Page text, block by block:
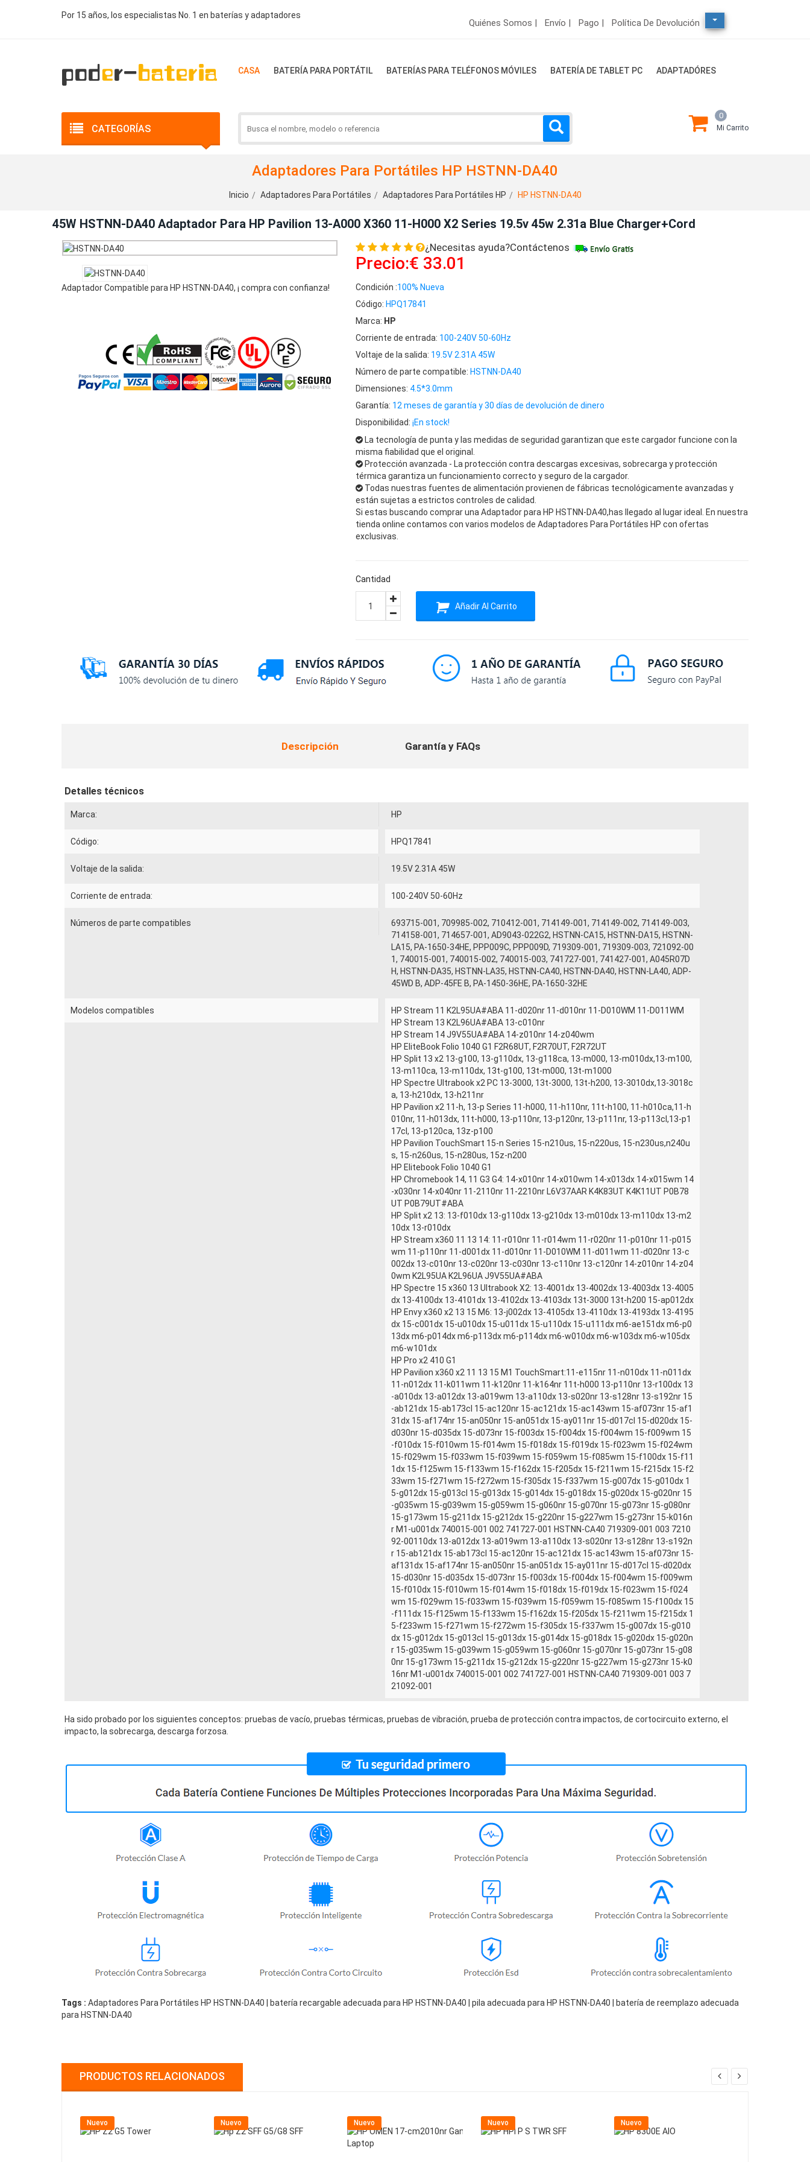
Por 15 años, los especialistas No. 1 en baterías y adaptadores
Quiénes Somos | Envío | Pago | Política De Devolución
CASA BATERÍA PARA PORTÁTIL BATERÍAS PARA TELÉFONOS MÓVILES BATERÍA DE TABLET PC ADAPTADÓRES
CATEGORÍAS
0
Mi Carrito
Adaptadores Para Portátiles HP HSTNN-DA40
Inicio Adaptadores Para Portátiles Adaptadores Para Portátiles HP HP HSTNN-DA40
45W HSTNN-DA40 Adaptador Para HP Pavilion 13-A000 X360 11-H000 X2 Series 19.5v 45w 2.31a Blue Charger+Cord
Adaptador Compatible para HP HSTNN-DA40, ¡ compra con confianza!
¿Necesitas ayuda?Contáctenos
Precio:€ 33.01
Condición :100% Nueva
Código: HPQ17841
Marca: HP
Corriente de entrada: 100-240V 50-60Hz
Voltaje de la salida: 19.5V 2.31A 45W
Número de parte compatible: HSTNN-DA40
Dimensiones: 4.5*3.0mm
Garantía: 12 meses de garantía y 30 días de devolución de dinero
Disponibilidad: ¡En stock!
La tecnología de punta y las medidas de seguridad garantizan que este cargador funcione con la
misma fiabilidad que el original.
Protección avanzada - La protección contra descargas excesivas, sobrecarga y protección
térmica garantiza un funcionamiento correcto y seguro de la cargador.
Todas nuestras fuentes de alimentación provienen de fábricas tecnológicamente avanzadas y
están sujetas a estrictos controles de calidad.
Si estas buscando comprar una Adaptador para HP HSTNN-DA40,has llegado al lugar ideal. En nuestra
tienda online contamos con varios modelos de Adaptadores Para Portátiles HP con ofertas
exclusivas.
Cantidad
Añadir Al Carrito
Descripción Garantía y FAQs
Detalles técnicos
Marca: HP
Código: HPQ17841
Voltaje de la salida: 19.5V 2.31A 45W
Corriente de entrada: 100-240V 50-60Hz
Números de parte compatibles
693715-001, 709985-002, 710412-001, 714149-001, 714149-002, 714149-003,
714158-001, 714657-001, AD9043-022G2, HSTNN-CA15, HSTNN-DA15, HSTNN-
LA15, PA-1650-34HE, PPP009C, PPP009D, 719309-001, 719309-003, 721092-00
1, 740015-001, 740015-002, 740015-003, 741727-001, 741427-001, A045R07D
H, HSTNN-DA35, HSTNN-LA35, HSTNN-CA40, HSTNN-DA40, HSTNN-LA40, ADP-
45WD B, ADP-45FE B, PA-1450-36HE, PA-1650-32HE
Modelos compatibles
HP Stream 11 K2L95UA#ABA 11-d020nr 11-d010nr 11-D010WM 11-D011WM
HP Stream 13 K2L96UA#ABA 13-c010nr
HP Stream 14 J9V55UA#ABA 14-z010nr 14-z040wm
HP EliteBook Folio 1040 G1 F2R68UT, F2R70UT, F2R72UT
HP Split 13 x2 13-g100, 13-g110dx, 13-g118ca, 13-m000, 13-m010dx,13-m100,
13-m110ca, 13-m110dx, 13t-g100, 13t-m000, 13t-m1000
HP Spectre Ultrabook x2 PC 13-3000, 13t-3000, 13t-h200, 13-3010dx,13-3018c
a, 13-h210dx, 13-h211nr
HP Pavilion x2 11-h, 13-p Series 11-h000, 11-h110nr, 11t-h100, 11-h010ca,11-h
010nr, 11-h013dx, 11t-h000, 13-p110nr, 13-p120nr, 13-p111nr, 13-p113cl,13-p1
17cl, 13-p120ca, 13z-p100
HP Pavilion TouchSmart 15-n Series 15-n210us, 15-n220us, 15-n230us,n240u
s, 15-n260us, 15-n280us, 15z-n200
HP Elitebook Folio 1040 G1
HP Chromebook 14, 11 G3 G4: 14-x010nr 14-x010wm 14-x013dx 14-x015wm 14
-x030nr 14-x040nr 11-2110nr 11-2210nr L6V37AAR K4K83UT K4K11UT P0B78
UT P0B79UT#ABA
HP Split x2 13: 13-f010dx 13-g110dx 13-g210dx 13-m010dx 13-m110dx 13-m2
10dx 13-r010dx
HP Stream x360 11 13 14: 11-r010nr 11-r014wm 11-r020nr 11-p010nr 11-p015
wm 11-p110nr 11-d001dx 11-d010nr 11-D010WM 11-d011wm 11-d020nr 13-c
002dx 13-c010nr 13-c020nr 13-c030nr 13-c110nr 13-c120nr 14-z010nr 14-z04
0wm K2L95UA K2L96UA J9V55UA#ABA
HP Spectre 15 x360 13 Ultrabook X2: 13-4001dx 13-4002dx 13-4003dx 13-4005
dx 13-4100dx 13-4101dx 13-4102dx 13-4103dx 13t-3000 13t-h200 15-ap012dx
HP Envy x360 x2 13 15 M6: 13-j002dx 13-4105dx 13-4110dx 13-4193dx 13-4195
dx 15-c001dx 15-u010dx 15-u011dx 15-u110dx 15-u111dx m6-ae151dx m6-p0
13dx m6-p014dx m6-p113dx m6-p114dx m6-w010dx m6-w103dx m6-w105dx
m6-w101dx
HP Pro x2 410 G1
HP Pavilion x360 x2 11 13 15 M1 TouchSmart:11-e115nr 11-n010dx 11-n011dx
11-n012dx 11-k011wm 11-k120nr 11-k164nr 11t-h000 13-p110nr 13-r100dx 13
-a010dx 13-a012dx 13-a019wm 13-a110dx 13-s020nr 13-s128nr 13-s192nr 15
-ab121dx 15-ab173cl 15-ac120nr 15-ac121dx 15-ac143wm 15-af073nr 15-af1
31dx 15-af174nr 15-an050nr 15-an051dx 15-ay011nr 15-d017cl 15-d020dx 15-
d030nr 15-d035dx 15-d073nr 15-f003dx 15-f004dx 15-f004wm 15-f009wm 15
-f010dx 15-f010wm 15-f014wm 15-f018dx 15-f019dx 15-f023wm 15-f024wm
15-f029wm 15-f033wm 15-f039wm 15-f059wm 15-f085wm 15-f100dx 15-f11
1dx 15-f125wm 15-f133wm 15-f162dx 15-f205dx 15-f211wm 15-f215dx 15-f2
33wm 15-f271wm 15-f272wm 15-f305dx 15-f337wm 15-g007dx 15-g010dx 1
5-g012dx 15-g013cl 15-g013dx 15-g014dx 15-g018dx 15-g020dx 15-g020nr 15
-g035wm 15-g039wm 15-g059wm 15-g060nr 15-g070nr 15-g073nr 15-g080nr
15-g173wm 15-g211dx 15-g212dx 15-g220nr 15-g227wm 15-g273nr 15-k016n
r M1-u001dx 740015-001 002 741727-001 HSTNN-CA40 719309-001 003 7210
92-00110dx 13-a012dx 13-a019wm 13-a110dx 13-s020nr 13-s128nr 13-s192n
r 15-ab121dx 15-ab173cl 15-ac120nr 15-ac121dx 15-ac143wm 15-af073nr 15-
af131dx 15-af174nr 15-an050nr 15-an051dx 15-ay011nr 15-d017cl 15-d020dx
15-d030nr 15-d035dx 15-d073nr 15-f003dx 15-f004dx 15-f004wm 15-f009wm
15-f010dx 15-f010wm 15-f014wm 15-f018dx 15-f019dx 15-f023wm 15-f024
wm 15-f029wm 15-f033wm 15-f039wm 15-f059wm 15-f085wm 15-f100dx 15
-f111dx 15-f125wm 15-f133wm 15-f162dx 15-f205dx 15-f211wm 15-f215dx 1
5-f233wm 15-f271wm 15-f272wm 15-f305dx 15-f337wm 15-g007dx 15-g010
dx 15-g012dx 15-g013cl 15-g013dx 15-g014dx 15-g018dx 15-g020dx 15-g020n
r 15-g035wm 15-g039wm 15-g059wm 15-g060nr 15-g070nr 15-g073nr 15-g08
0nr 15-g173wm 15-g211dx 15-g212dx 15-g220nr 15-g227wm 15-g273nr 15-k0
16nr M1-u001dx 740015-001 002 741727-001 HSTNN-CA40 719309-001 003 7
21092-001
Ha sido probado por los siguientes conceptos: pruebas de vacío, pruebas térmicas, pruebas de vibración, prueba de protección contra impactos, de cortocircuito externo, el
impacto, la sobrecarga, descarga forzosa.
Tags : Adaptadores Para Portátiles HP HSTNN-DA40 | batería recargable adecuada para HP HSTNN-DA40 | pila adecuada para HP HSTNN-DA40 | batería de reemplazo adecuada
para HSTNN-DA40
PRODUCTOS RELACIONADOS
Nuevo Nuevo Nuevo Nuevo Nuevo